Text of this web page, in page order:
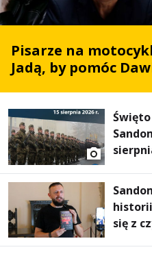
Pisarze na
Jadą, by pomóc
się z